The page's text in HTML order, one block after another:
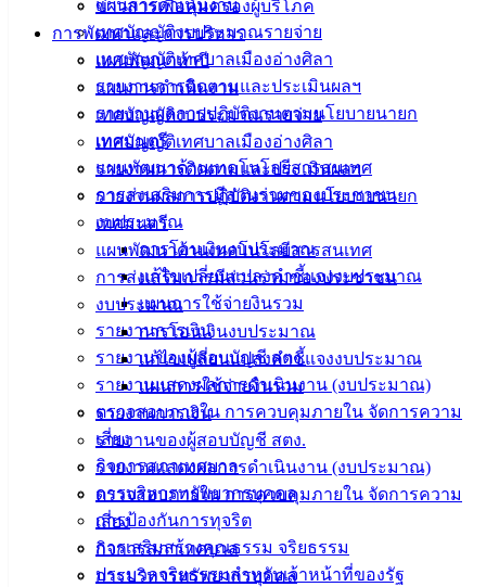
แผนการดำเนินงาน
เทศบัญญัติงบประมาณรายจ่าย
เทศบัญญัติเทศบาลเมืองอ่างศิลา
รายงานการติดตามและประเมินผลฯ
รายงานผลการปฏิบัติงานตามนโยบายนายก
เทศมนตรี
แผนพัฒนาด้านเทคโนโลยีสารสนเทศ
การส่งเสริมการมีส่วนร่วมของประชาชน
งบประมาณ
การโอนเงินงบประมาณ
แก้ไขเปลี่ยนแปลงคำชี้แจงงบประมาณ
แผนการใช้จ่ายงินรวม
รายงานการเงิน
รายงานของผู้สอบบัญชี สตง.
รายงานแสดงผลการดำเนินงาน (งบประมาณ)
ตรวจสอบภายใน การควบคุมภายใน จัดการความ
เสี่ยง
กิจการสภาเทศบาล
การบริหารทรัพยากรบุคคล
การป้องกันการทุจริต
การเสริมสร้างคุณธรรม จริยธรรม
ประมวลจริยธรรมสำหรับเจ้าหน้าที่ของรัฐ
ข่าวสารเพื่อคุ้มครองผู้บริโภค
การพัฒนาและการบริหาร
แผนพัฒนาห้าปี
แผนการดำเนินงาน
เทศบัญญัติงบประมาณรายจ่าย
เทศบัญญัติเทศบาลเมืองอ่างศิลา
รายงานการติดตามและประเมินผลฯ
รายงานผลการปฏิบัติงานตามนโยบายนายก
เทศมนตรี
แผนพัฒนาด้านเทคโนโลยีสารสนเทศ
การส่งเสริมการมีส่วนร่วมของประชาชน
งบประมาณ
การโอนเงินงบประมาณ
แก้ไขเปลี่ยนแปลงคำชี้แจงงบประมาณ
แผนการใช้จ่ายงินรวม
รายงานการเงิน
รายงานของผู้สอบบัญชี สตง.
รายงานแสดงผลการดำเนินงาน (งบประมาณ)
ตรวจสอบภายใน การควบคุมภายใน จัดการความ
เสี่ยง
กิจการสภาเทศบาล
การบริหารทรัพยากรบุคคล
ดาวน์โหลด
ฟอร์ม,
เอกสาร
สำหรับ
ประชาชน/
คู่มือการ
ปฏิบัติ
ข่าวสาร
ข้อมูล
ข่าวสาร
อิเล็กทรอนิกส์
ความรู้
(Knowledge
Management)